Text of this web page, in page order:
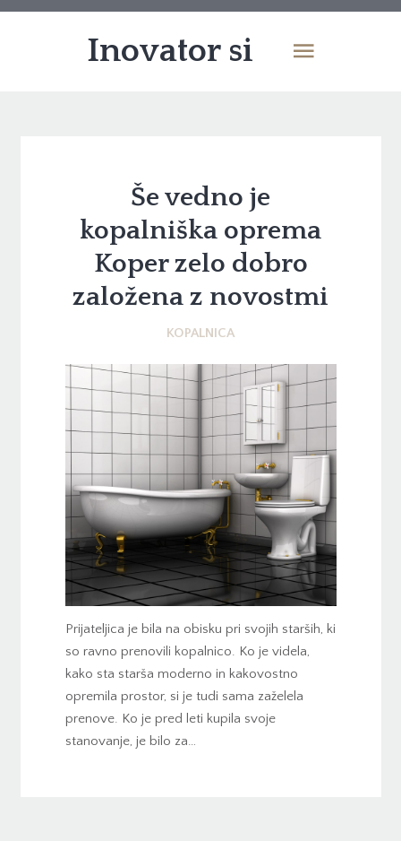
Inovator si
Še vedno je
kopalniška oprema
Koper zelo dobro
založena z novostmi
KOPALNICA
Prijateljica je bila na obisku pri svojih starših, ki
so ravno prenovili kopalnico. Ko je videla,
kako sta starša moderno in kakovostno
opremila prostor, si je tudi sama zaželela
prenove. Ko je pred leti kupila svoje
stanovanje, je bilo za…